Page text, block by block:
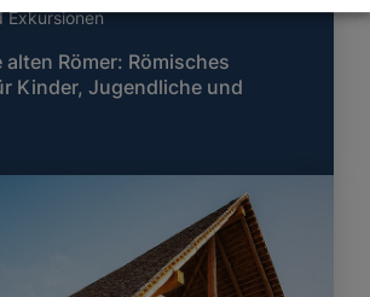
Exkursionen
Römer: Römisches
Kinder, Jugendliche und